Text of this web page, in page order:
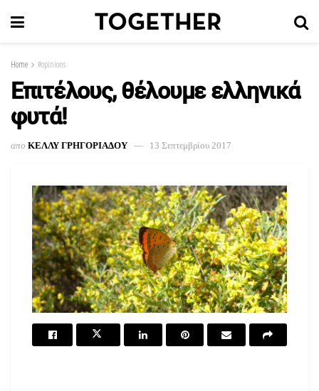
Home #opinions
Επιτέλους, θέλουμε ελληνικά
φυτά!
απο ΚΕΛΛΥ ΓΡΗΓΟΡΙΑΔΟΥ 13 Σεπτεμβρίου 2017